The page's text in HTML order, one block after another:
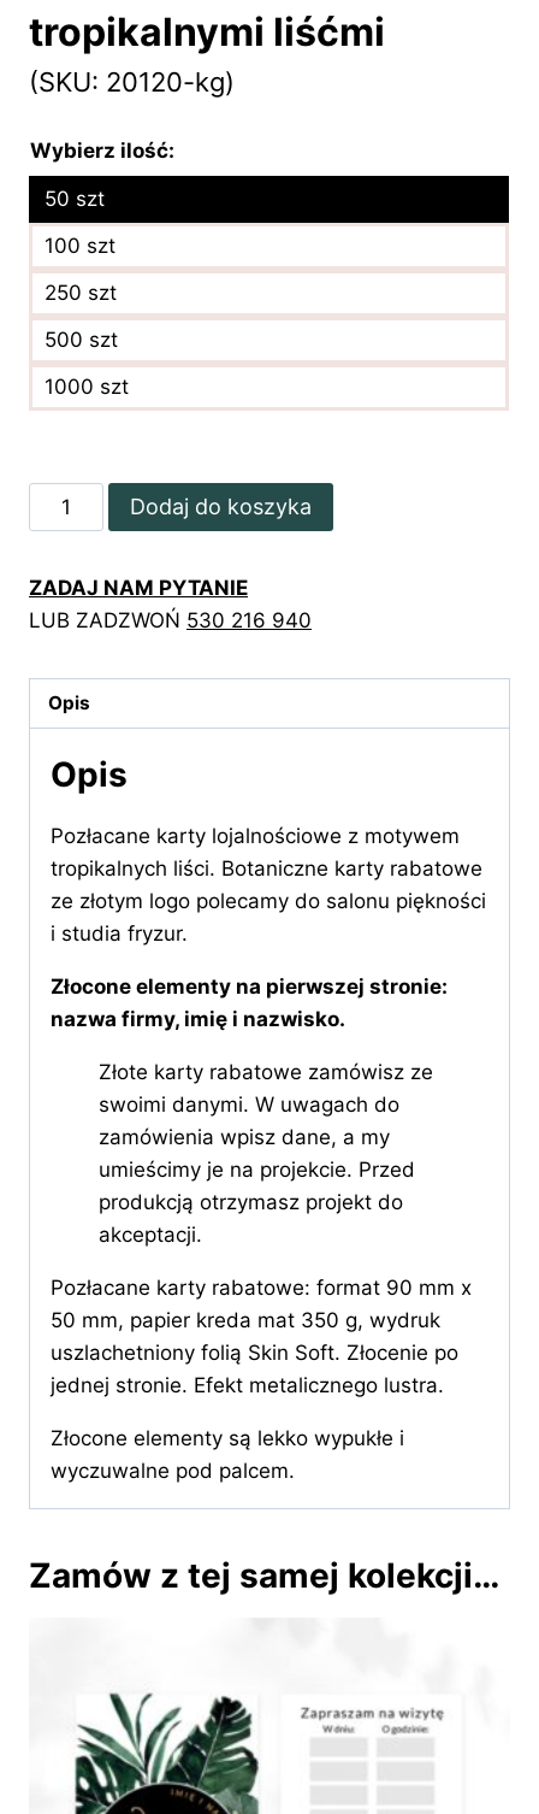
tropikalnymi liśćmi
(SKU: 20120-kg)
Wybierz ilość:
50 szt
100 szt
250 szt
500 szt
1000 szt
ilość
Złocona
rabatowa
z
liśćmi
Dodaj do koszyka
ZADAJ NAM PYTANIE
LUB ZADZWOŃ 530 216 940
Opis
Opis
Pozłacane karty lojalnościowe z motywem
tropikalnych liści. Botaniczne karty rabatowe
ze złotym logo polecamy do salonu piękności
i studia fryzur.
Złocone elementy na pierwszej stronie:
nazwa firmy, imię i nazwisko.
Złote karty rabatowe zamówisz ze
swoimi danymi. W uwagach do
zamówienia wpisz dane, a my
umieścimy je na projekcie. Przed
produkcją otrzymasz projekt do
akceptacji.
Pozłacane karty rabatowe: format 90 mm x
50 mm, papier kreda mat 350 g, wydruk
uszlachetniony folią Skin Soft. Złocenie po
jednej stronie. Efekt metalicznego lustra.
Złocone elementy są lekko wypukłe i
wyczuwalne pod palcem.
Zamów z tej samej kolekcji…